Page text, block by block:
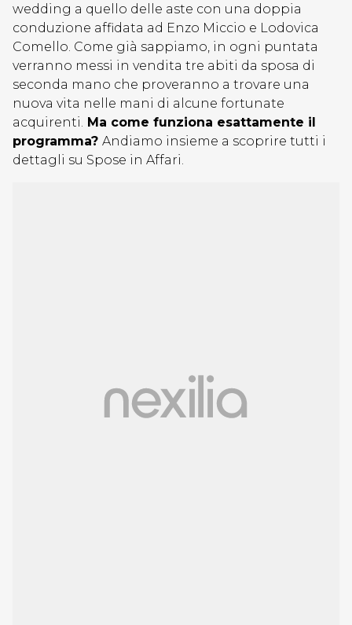
wedding a quello delle aste con una doppia
conduzione affidata ad Enzo Miccio e Lodovica
Comello. Come già sappiamo, in ogni puntata
verranno messi in vendita tre abiti da sposa di
seconda mano che proveranno a trovare una
nuova vita nelle mani di alcune fortunate
acquirenti. Ma come funziona esattamente il
programma? Andiamo insieme a scoprire tutti i
dettagli su Spose in Affari.